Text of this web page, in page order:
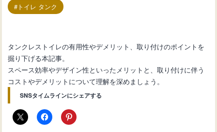
トイレ タンク
タンクレストイレの有用性やデメリット、取り付けのポイントを
掘り下げる本記事。
スペース効率やデザイン性といったメリットと、取り付けに伴う
コストやデメリットについて理解を深めましょう。
SNSタイムラインにシェアする